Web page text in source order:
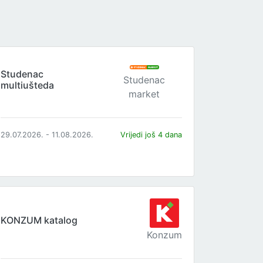
Studenac
multiušteda
Studenac
market
29.07.2026. - 11.08.2026. Vrijedi još 4 dana
KONZUM katalog
Konzum